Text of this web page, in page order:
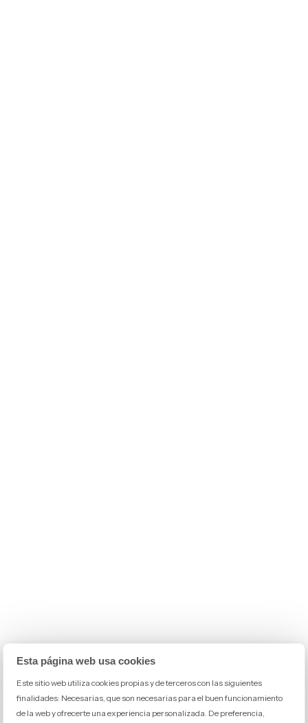
Esta página web usa cookies
Este sitio web utiliza cookies propias y de terceros con las siguientes
finalidades: Necesarias, que son necesarias para el buen funcionamiento
de la web y ofrecerte una experiencia personalizada. De preferencia,